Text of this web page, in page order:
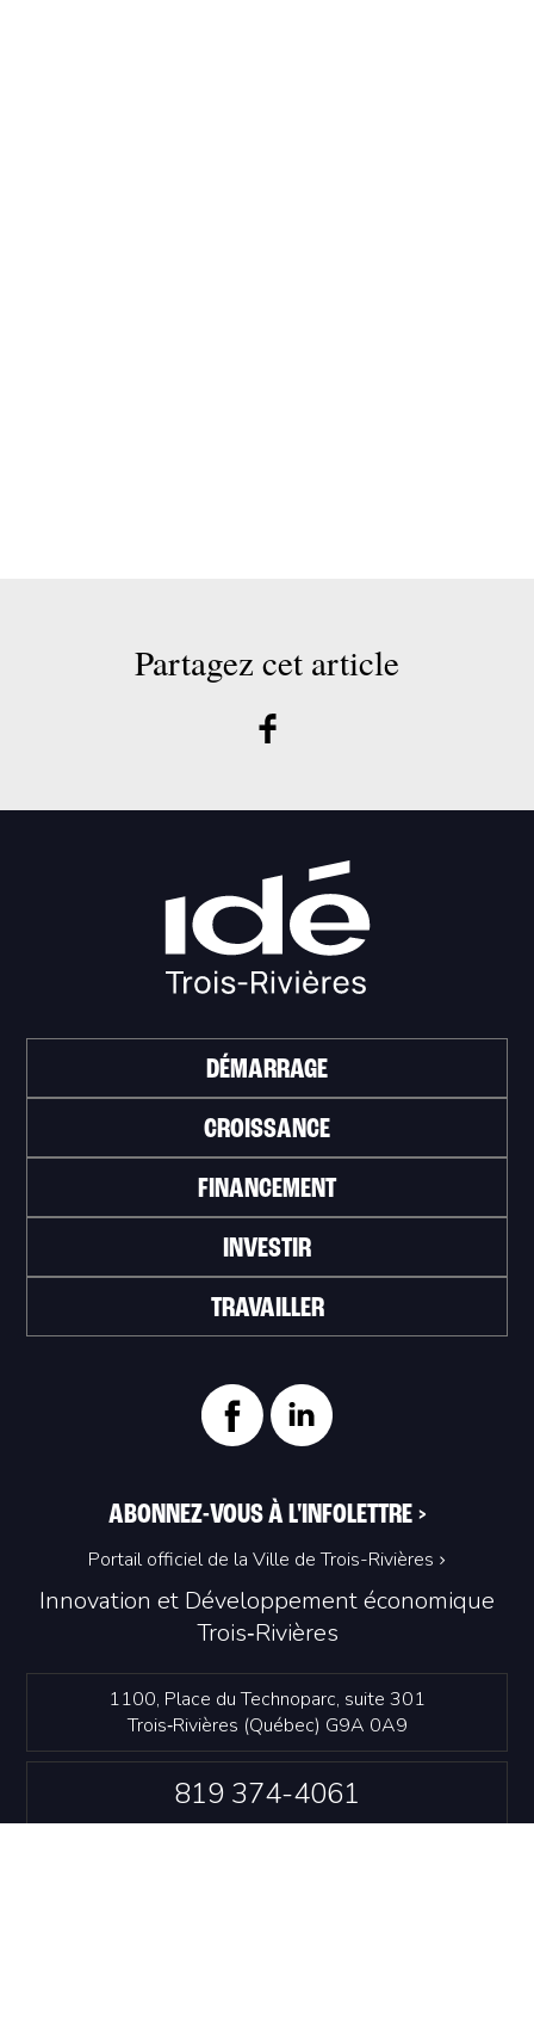
Partagez cet article
Innovation et Développement économique
Trois‑Rivières
1100, Place du Technoparc, suite 301
Trois‑Rivières (Québec) G9A 0A9
819 374-4061
DÉMARRAGE
CROISSANCE
FINANCEMENT
INVESTIR
TRAVAILLER
ABONNEZ-VOUS À L'INFOLETTRE >
Portail officiel de la Ville de Trois-Rivières